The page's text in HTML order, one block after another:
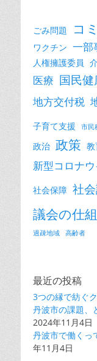
ゲ
シ
ョ
ン
ごみ問題 コ
ワクチン 一部
人権擁護委員
医療 国民
地方交付税
子育て支援 市民
政治 政策
新型コロナ
社会保障 社
議会の仕
過疎地域 高齢者
最近の投稿
3つの縁で紡ぐ
丹波市の課題、
2024年11月4日
丹波市で働くっ
年11月4日